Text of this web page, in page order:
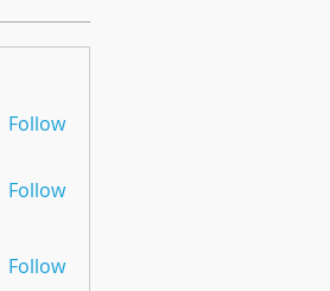
Follow
Follow
Follow